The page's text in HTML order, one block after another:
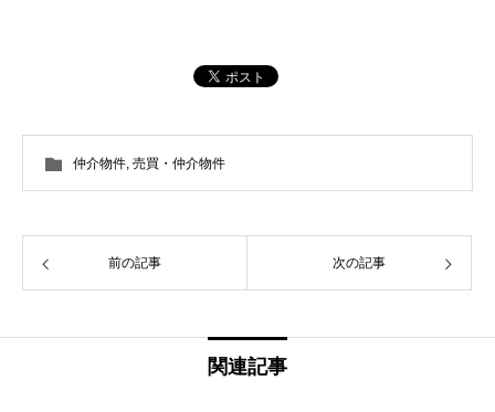
仲介物件, 売買・仲介物件
前の記事 次の記事
関連記事